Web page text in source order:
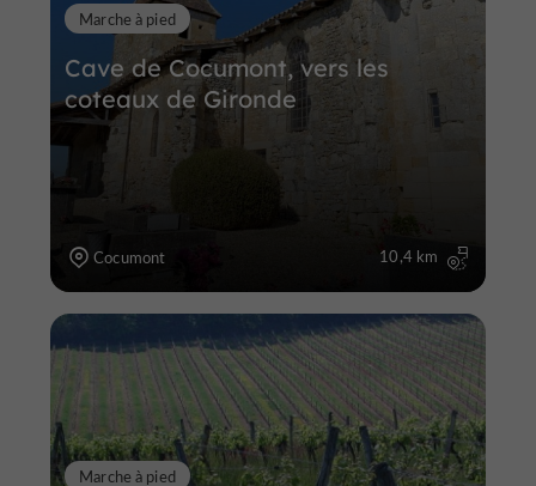
Cave de Cocumont, vers les
coteaux de Gironde
Marche à pied
Cocumont 10,4 km
Marche à pied